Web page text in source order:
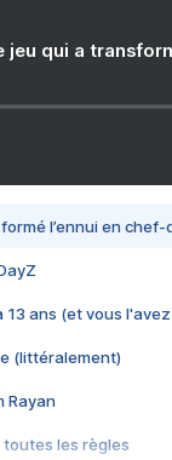
jeu qui a
l’ennui en chef-
13 ans (et vous
(littéralement)
Rayan
toutes les règles